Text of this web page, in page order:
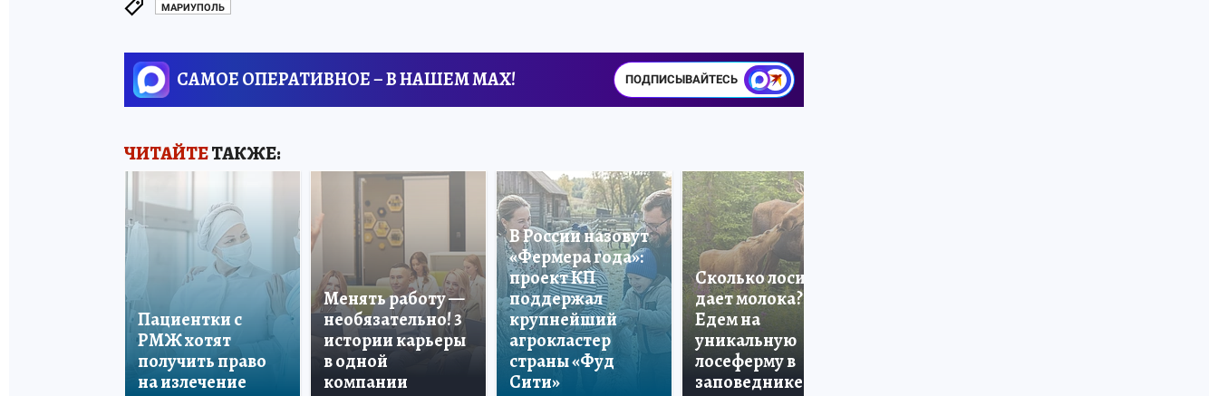
МАРИУПОЛЬ
САМОЕ ОПЕРАТИВНОЕ – В НАШЕМ MAX! ПОДПИСЫВАЙТЕСЬ
ЧИТАЙТЕТАКЖЕ:
Пациентки с
РМЖ хотят
получить право
на излечение
Менять работу —
необязательно! 3
истории карьеры
в одной
компании
В России назовут
«Фермера года»:
проект КП
поддержал
крупнейший
агрокластер
страны «Фуд
Сити»
Сколько лосиха
дает молока?
Едем на
уникальную
лосеферму в
заповеднике!